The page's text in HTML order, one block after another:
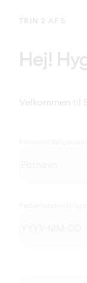
TRIN 2 AF 5
Hej!
Velkommen til